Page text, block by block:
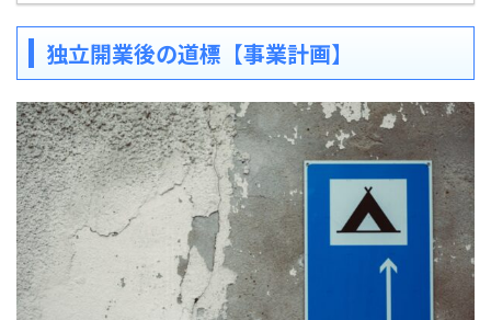
独立開業後の道標【事業計画】